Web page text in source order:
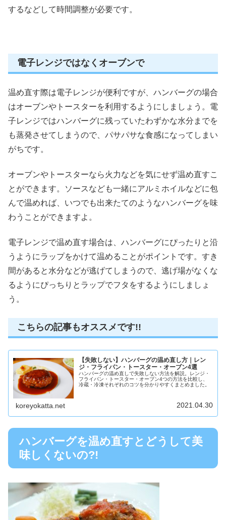
するなどして時間調整が必要です。
電子レンジではなくオーブンで
温め直す際は電子レンジが便利ですが、ハンバーグの場合
はオーブンやトースターを利用するようにしましょう。電
子レンジではハンバーグに残っていたわずかな水分までを
も蒸発させてしまうので、パサパサな食感になってしまい
がちです。
オーブンやトースターなら火力などを気にせず温め直すこ
とができます。ソースなども一緒にアルミホイルなどに包
んで温めれば、いつでも出来たてのようなハンバーグを味
わうことができますよ。
電子レンジで温め直す場合は、ハンバーグにぴったりと沿
うようにラップをかけて温めることがポイントです。すき
間があると水分などが逃げてしまうので、逃げ場がなくな
るようにぴっちりとラップでフタをするようにしましょ
う。
こちらの記事もオススメです!!
【失敗しない】ハンバーグの温め直し方｜レン
ジ・フライパン・トースター・オーブン4選
ハンバーグの温め直しで失敗しない方法を解説。レンジ・
フライパン・トースター・オーブン4つの方法を比較し、
冷蔵・冷凍それぞれのコツを分かりやすくまとめました。
koreyokatta.net 2021.04.30
ハンバーグを温め直すとどうして美
味しくないの?!